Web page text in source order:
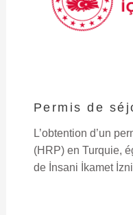
Permis de
L’obtention d’un
(HRP) en Turquie,
de İnsani İkamet